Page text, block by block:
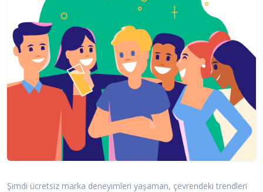
Şimdi ücretsiz marka deneyimleri yaşaman, çevrendeki trendleri